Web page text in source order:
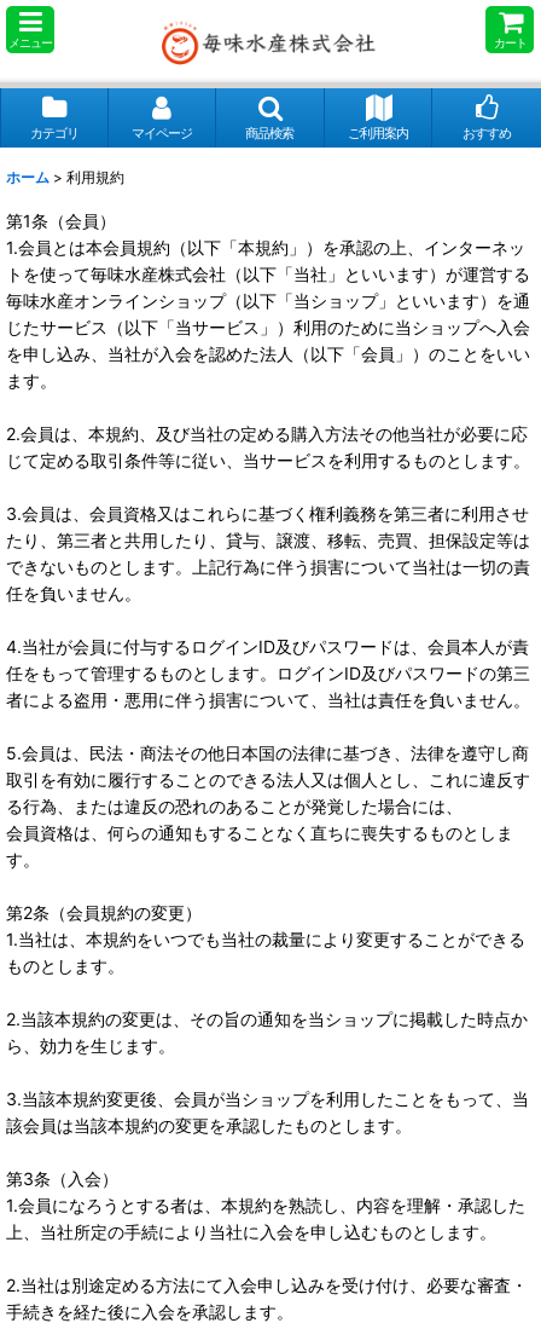
メニュー カート
カテゴリ マイページ 商品検索 ご利用案内 おすすめ
ホーム > 利用規約
第1条（会員）
1.会員とは本会員規約（以下「本規約」）を承認の上、インターネッ
トを使って毎味水産株式会社（以下「当社」といいます）が運営する
毎味水産オンラインショップ（以下「当ショップ」といいます）を通
じたサービス（以下「当サービス」）利用のために当ショップへ入会
を申し込み、当社が入会を認めた法人（以下「会員」）のことをいい
ます。
2.会員は、本規約、及び当社の定める購入方法その他当社が必要に応
じて定める取引条件等に従い、当サービスを利用するものとします。
3.会員は、会員資格又はこれらに基づく権利義務を第三者に利用させ
たり、第三者と共用したり、貸与、譲渡、移転、売買、担保設定等は
できないものとします。上記行為に伴う損害について当社は一切の責
任を負いません。
4.当社が会員に付与するログインID及びパスワードは、会員本人が責
任をもって管理するものとします。ログインID及びパスワードの第三
者による盗用・悪用に伴う損害について、当社は責任を負いません。
5.会員は、民法・商法その他日本国の法律に基づき、法律を遵守し商
取引を有効に履行することのできる法人又は個人とし、これに違反す
る行為、または違反の恐れのあることが発覚した場合には、
会員資格は、何らの通知もすることなく直ちに喪失するものとしま
す。
第2条（会員規約の変更）
1.当社は、本規約をいつでも当社の裁量により変更することができる
ものとします。
2.当該本規約の変更は、その旨の通知を当ショップに掲載した時点か
ら、効力を生じます。
3.当該本規約変更後、会員が当ショップを利用したことをもって、当
該会員は当該本規約の変更を承認したものとします。
第3条（入会）
1.会員になろうとする者は、本規約を熟読し、内容を理解・承認した
上、当社所定の手続により当社に入会を申し込むものとします。
2.当社は別途定める方法にて入会申し込みを受け付け、必要な審査・
手続きを経た後に入会を承認します。